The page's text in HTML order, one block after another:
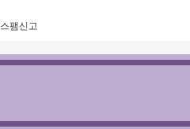
스팸신고